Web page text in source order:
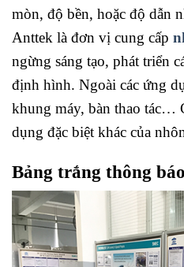
mòn, độ bền, hoặc độ dẫn
Anttek là đơn vị cung cấp
ngừng sáng tạo, phát triển
định hình. Ngoài các ứng
khung máy, bàn thao tác…
dụng đặc biệt khác của
Bảng trắng thông